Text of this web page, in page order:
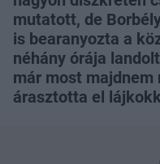
mutatott, de
is bearanyozta a
néhány órája
már most majdnem
árasztotta el